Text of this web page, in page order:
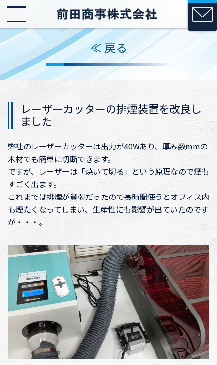
≪ 戻る
レーザーカッターの排煙装置を改良し
ました
弊社のレーザーカッターは出力が40Wあり、厚み数mmの
木材でも簡単に切断できます。
ですが、レーザーは「焼いて切る」という原理なので煙も
すごく出ます。
これまでは排煙が貧弱だったので長時間使うとオフィス内
も煙たくなってしまい、生産性にも影響が出ていたのです
が・・・。